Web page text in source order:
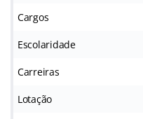
Cargos
Escolaridade
Carreiras
Lotação